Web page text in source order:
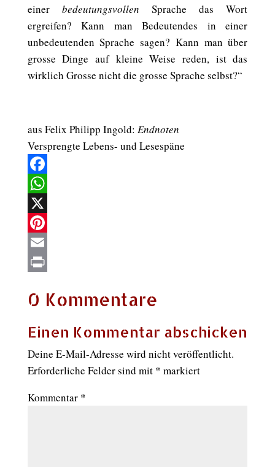
einer bedeutungsvollenSprache das Wort
ergreifen? Kann man Bedeutendes in einer
unbedeutenden Sprache sagen? Kann man über
grosse Dinge auf kleine Weise reden, ist das
wirklich Grosse nicht die grosse Sprache selbst?“
aus Felix Philipp Ingold: Endnoten
Versprengte Lebens- und Lesespäne
Facebook
WhatsApp
X
Pinterest
Email
0 Kommentare
Einen Kommentar abschicken
Deine E-Mail-Adresse wird nicht veröffentlicht.
Erforderliche Felder sind mit * markiert
Kommentar *